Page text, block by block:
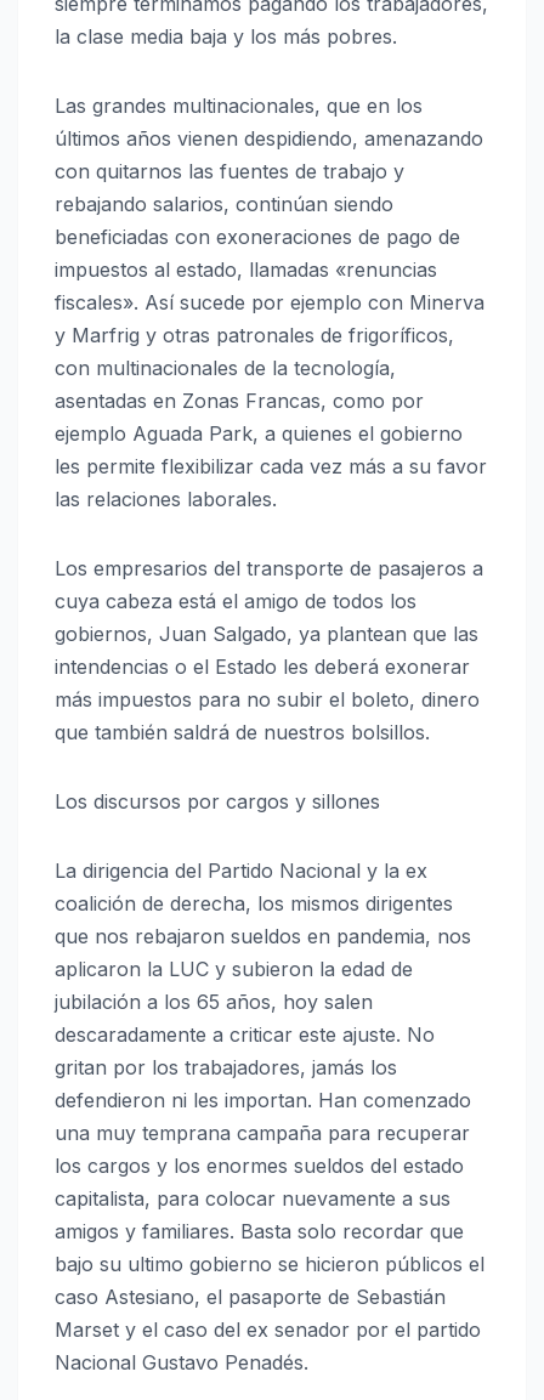
la clase media baja y los más pobres.
Las grandes multinacionales, que en los
últimos años vienen despidiendo, amenazando
con quitarnos las fuentes de trabajo y
rebajando salarios, continúan siendo
beneficiadas con exoneraciones de pago de
impuestos al estado, llamadas «renuncias
fiscales». Así sucede por ejemplo con Minerva
y Marfrig y otras patronales de frigoríficos,
con multinacionales de la tecnología,
asentadas en Zonas Francas, como por
ejemplo Aguada Park, a quienes el gobierno
les permite flexibilizar cada vez más a su favor
las relaciones laborales.
Los empresarios del transporte de pasajeros a
cuya cabeza está el amigo de todos los
gobiernos, Juan Salgado, ya plantean que las
intendencias o el Estado les deberá exonerar
más impuestos para no subir el boleto, dinero
que también saldrá de nuestros bolsillos.
Los discursos por cargos y sillones
La dirigencia del Partido Nacional y la ex
coalición de derecha, los mismos dirigentes
que nos rebajaron sueldos en pandemia, nos
aplicaron la LUC y subieron la edad de
jubilación a los 65 años, hoy salen
descaradamente a criticar este ajuste. No
gritan por los trabajadores, jamás los
defendieron ni les importan. Han comenzado
una muy temprana campaña para recuperar
los cargos y los enormes sueldos del estado
capitalista, para colocar nuevamente a sus
amigos y familiares. Basta solo recordar que
bajo su ultimo gobierno se hicieron públicos el
caso Astesiano, el pasaporte de Sebastián
Marset y el caso del ex senador por el partido
Nacional Gustavo Penadés.